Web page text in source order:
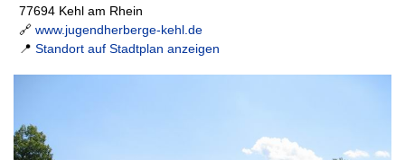
77694 Kehl am Rhein
🔗 www.jugendherberge-kehl.de
📍 Standort auf Stadtplan anzeigen